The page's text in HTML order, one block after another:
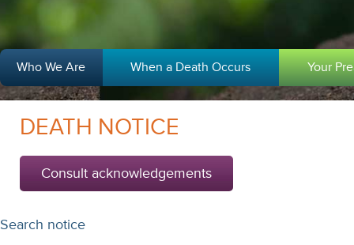
Who We Are When a Death Occurs Your
DEATH NOTICE
Consult acknowledgements
Search notice